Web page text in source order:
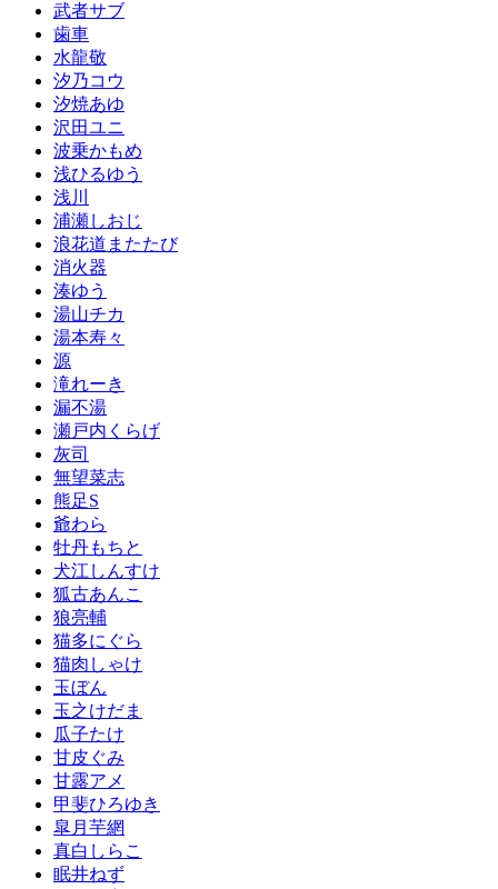
武者サブ
歯車
水龍敬
汐乃コウ
汐焼あゆ
沢田ユニ
波乗かもめ
浅ひるゆう
浅川
浦瀬しおじ
浪花道またたび
消火器
湊ゆう
湯山チカ
湯本寿々
源
滝れーき
漏不湯
瀬戸内くらげ
灰司
無望菜志
熊足S
爺わら
牡丹もちと
犬江しんすけ
狐古あんこ
狼亮輔
猫多にぐら
猫肉しゃけ
玉ぼん
玉之けだま
瓜子たけ
甘皮ぐみ
甘露アメ
甲斐ひろゆき
皐月芋網
真白しらこ
眠井ねず